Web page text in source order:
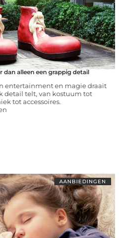
dan alleen een grappig detail
entertainment en magie draait
detail telt, van kostuum tot
tot accessoires.
AANBIEDINGEN